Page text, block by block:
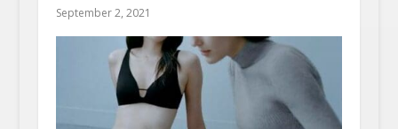
September 2, 2021